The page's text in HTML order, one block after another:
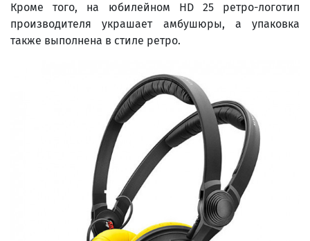
Кроме того, на юбилейном HD 25 ретро-логотип
производителя украшает амбушюры, а упаковка
также выполнена в стиле ретро.